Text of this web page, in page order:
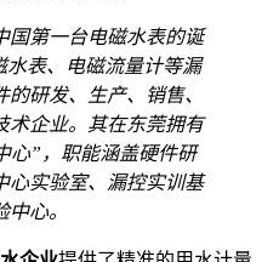
国第一台电磁水表的诞
水表、电磁流量计等漏
研发、生产、销售、
术企业。其在东莞拥有
心”，职能涵盖硬件研
心实验室、漏控实训基
心。